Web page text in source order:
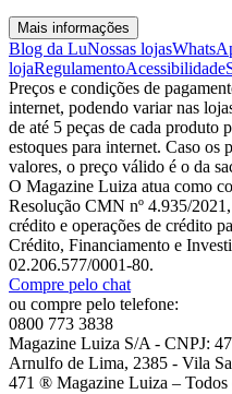
Mais informações
Blog da LuNossas lojas
lojaRegulamentoAcessibilidade
Preços e condições de
internet, podendo variar nas
de até 5 peças de cada produto
estoques para internet. Caso os
valores, o preço válido é o da
O Magazine Luiza atua como
Resolução CMN nº 4.935/
crédito e operações de crédito
Crédito, Financiamento e
02.206.577/0001-80.
Compre pelo chat
ou compre pelo telefone:
0800 773 3838
Magazine Luiza S/A - CNPJ:
Arnulfo de Lima, 2385 - Vila
471 ® Magazine Luiza – Todos